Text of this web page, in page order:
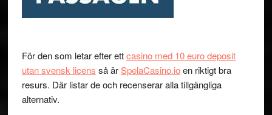
För den som letar efter ettcasino med 10 euro deposit
utan svensk licens så ärSpelaCasino.ioen riktigt bra
resurs. Där listar de och recenserar alla tillgängliga
alternativ.